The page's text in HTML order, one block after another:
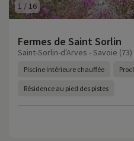
1 /16
Fermes de Saint Sorlin
Saint-Sorlin-d'Arves - Savoie (73)
Piscine intérieure chauffée
Résidence au pied des pistes